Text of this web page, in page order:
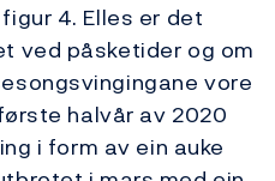
4. Elles er det
ved påsketider og om
vore
halvår av 2020
i form av ein auke